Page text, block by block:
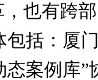
，也有跨
包括：厦
态案例库”